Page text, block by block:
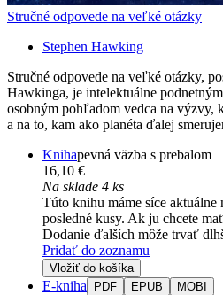
Stručné odpovede na veľké otázky
Stephen Hawking
Stručné odpovede na veľké otázky,
Hawkinga, je intelektuálne
osobným pohľadom vedca na výzvy,
a na to, kam ako planéta ďalej
Knihapevná väzba s prebalom
16,10 €
Na sklade 4 ks
Túto knihu máme síce aktuálne
posledné kusy. Ak ju chcete
Dodanie ďalších môže trvať
Pridať do zoznamu
Vložiť do košíka
E-kniha PDF EPUB MOBI